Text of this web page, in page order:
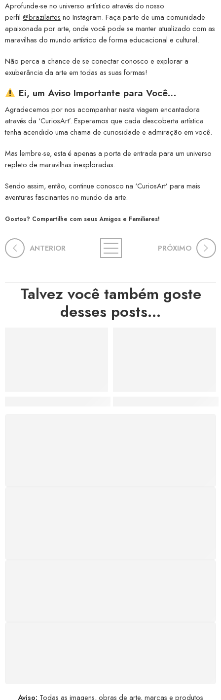
Aprofunde-se no universo artístico através do nosso
perfil @brazilartes no Instagram. Faça parte de uma comunidade
apaixonada por arte, onde você pode se manter atualizado com as
maravilhas do mundo artístico de forma educacional e cultural.
Não perca a chance de se conectar conosco e explorar a
exuberância da arte em todas as suas formas!
Ei, um Aviso Importante para Você…
Agradecemos por nos acompanhar nesta viagem encantadora
através da ‘CuriosArt’. Esperamos que cada descoberta artística
tenha acendido uma chama de curiosidade e admiração em você.
Mas lembre-se, esta é apenas a porta de entrada para um universo
repleto de maravilhas inexploradas.
Sendo assim, então, continue conosco na ‘CuriosArt’ para mais
aventuras fascinantes no mundo da arte.
Gostou? Compartilhe com seus Amigos e Familiares!
ANTERIOR PRÓXIMO
Talvez você também goste
desses posts...
Aviso: Todas as imagens, obras de arte, marcas e produtos